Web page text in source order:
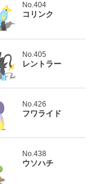
No.404
コリンク
No.405
レントラー
No.426
フワライド
No.438
ウソハチ